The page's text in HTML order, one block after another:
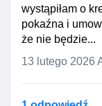
wystąpiłam o
pokaźna i
że nie będzie...
13 lutego 2026